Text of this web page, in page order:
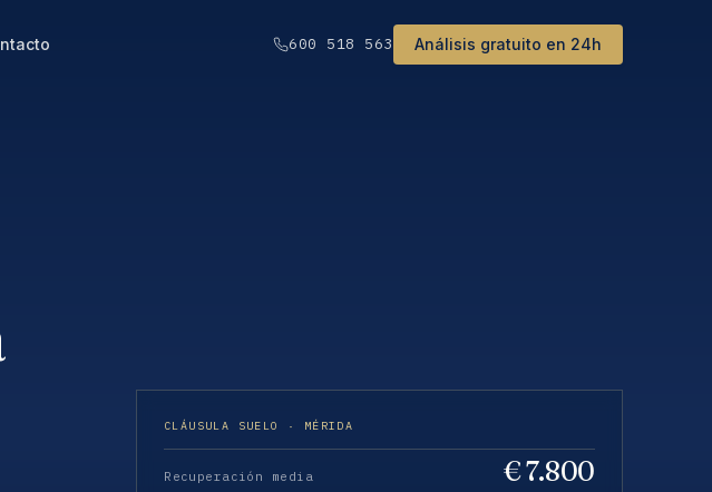
600 518 563 Análisis gratuito en 24h
CLÁUSULA SUELO · MÉRIDA
Recuperación media € 7.800